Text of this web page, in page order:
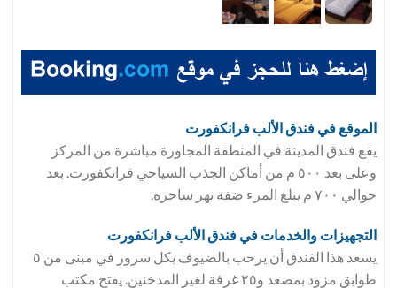
الموقع في فندق الألب فرانكفورت
يقع فندق المدينة في المنطقة المجاورة مباشرة من المركز
وعلى بعد ٥٠٠ م من أماكن الجذب السياحي فرانكفورت. بعد
حوالي ٧٠٠ م يبلغ المرء ضفة نهر ساحرة.
التجهيزات والخدمات في فندق الألب فرانكفورت
يسعد هذا الفندق أن يرحب بالضيوف بكل سرور في مبنى من ٥
طوابق مزود بمصعد و٢٥ غرفة لغير المدخنين. يفتح مكتب